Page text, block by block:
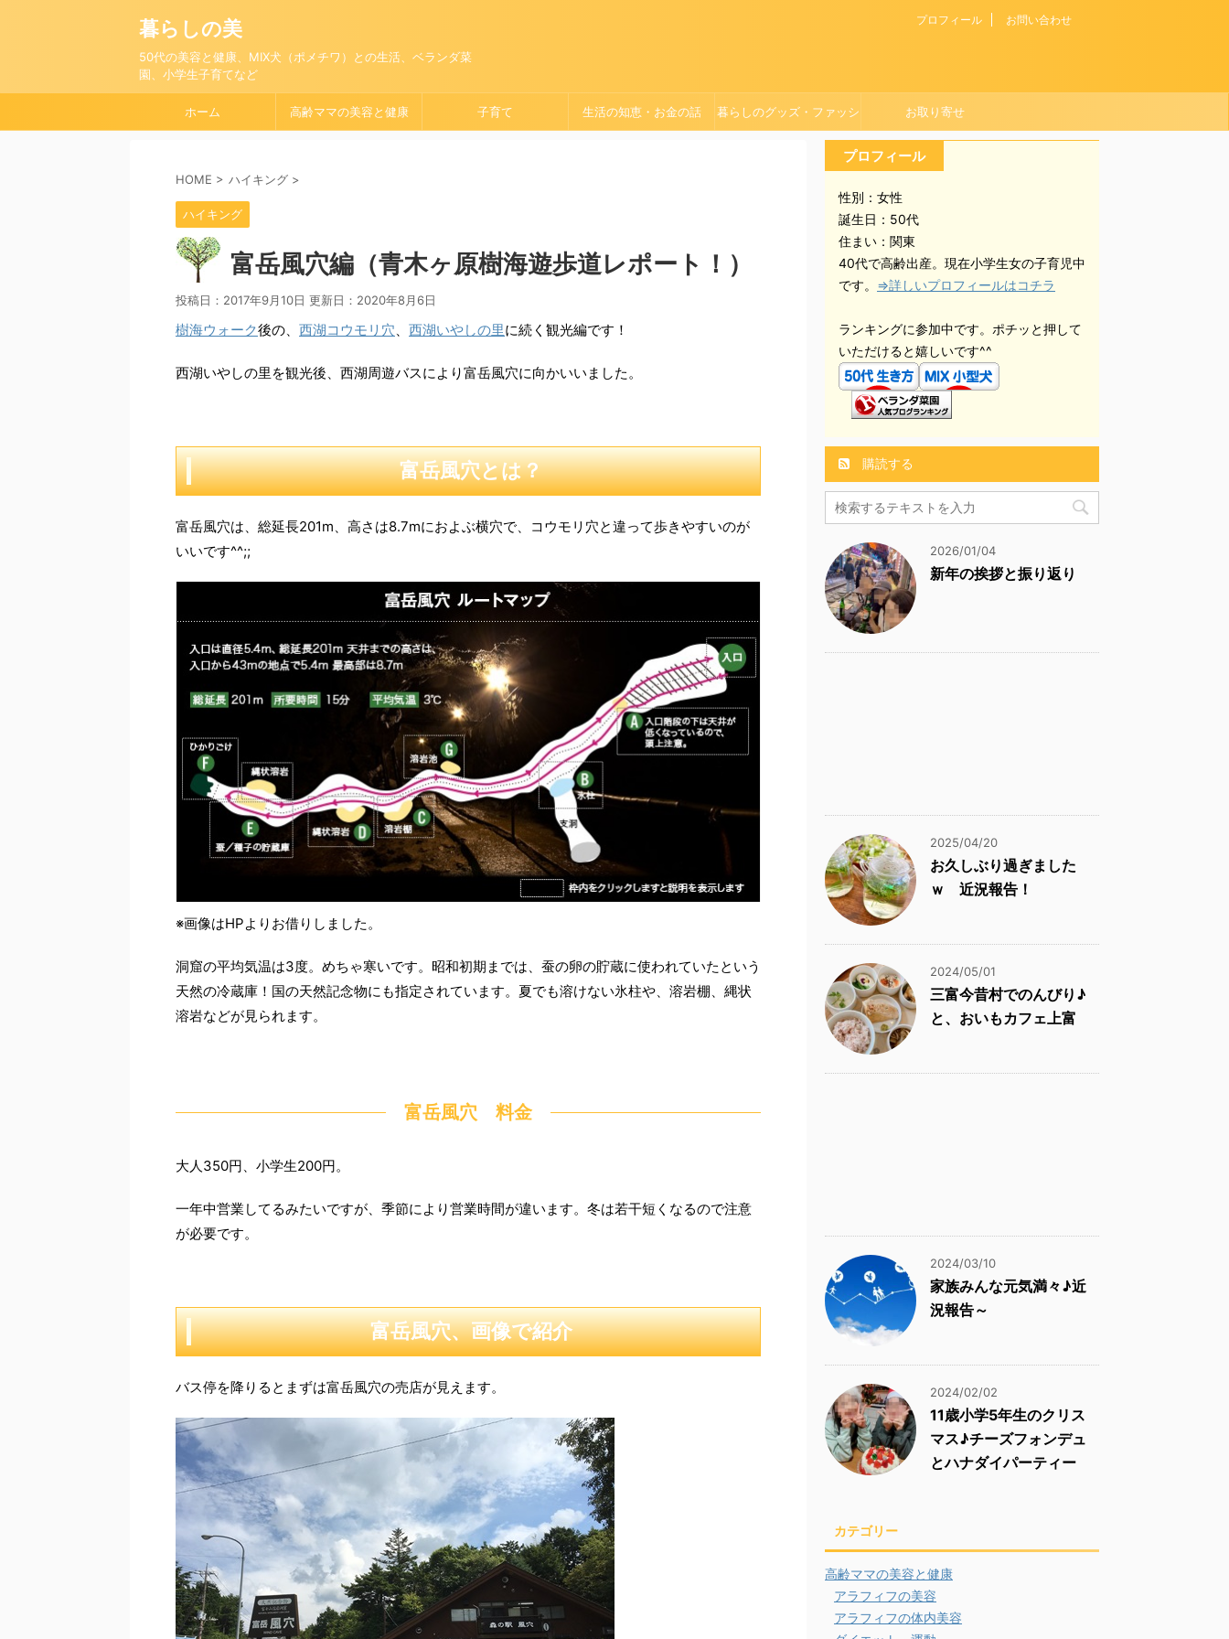
暮らしの美
50代の美容と健康、MIX犬（ポメチワ）との生活、ベランダ菜
園、小学生子育てなど
プロフィール お問い合わせ
ホーム 高齢ママの美容と健康 子育て 生活の知恵・お金の話 暮らしのグッズ・ファッシ お取り寄せ
HOME > ハイキング >
ハイキング
富岳風穴編（青木ヶ原樹海遊歩道レポート！）
投稿日：2017年9月10日 更新日： 2020年8月6日
樹海ウォーク後の、 西湖コウモリ穴、 西湖いやしの里に続く観光編です！
西湖いやしの里を観光後、西湖周遊バスにより富岳風穴に向かいいました。
富岳風穴とは？
富岳風穴は、総延長201m、高さは8.7mにおよぶ横穴で、コウモリ穴と違って歩きやすいのが
いいです^^;;
※画像はHPよりお借りしました。
洞窟の平均気温は3度。めちゃ寒いです。昭和初期までは、蚕の卵の貯蔵に使われていたという
天然の冷蔵庫！国の天然記念物にも指定されています。夏でも溶けない氷柱や、溶岩棚、縄状
溶岩などが見られます。
富岳風穴 料金
大人350円、小学生200円。
一年中営業してるみたいですが、季節により営業時間が違います。冬は若干短くなるので注意
が必要です。
富岳風穴、画像で紹介
バス停を降りるとまずは富岳風穴の売店が見えます。
プロフィール
性別：女性
誕生日：50代
住まい：関東
40代で高齢出産。現在小学生女の子育児中
です。 ⇒詳しいプロフィールはコチラ
ランキングに参加中です。ポチッと押して
いただけると嬉しいです^^
購読する
2026/01/04
新年の挨拶と振り返り
2025/04/20
お久しぶり過ぎました
ｗ 近況報告！
2024/05/01
三富今昔村でのんびり♪
と、おいもカフェ上富
2024/03/10
家族みんな元気満々♪近
況報告～
2024/02/02
11歳小学5年生のクリス
マス♪チーズフォンデュ
とハナダイパーティー
カテゴリー
高齢ママの美容と健康
アラフィフの美容
アラフィフの体内美容